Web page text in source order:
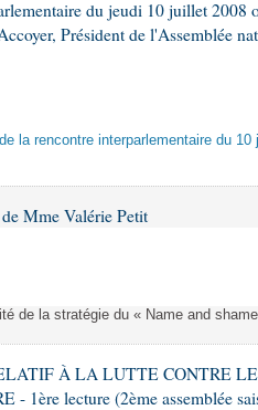
du jeudi 10 juillet 2008
Président de l'Assemblée
la rencontre interparlementaire du
Mme Valérie Petit
de la stratégie du « Name and
À LA LUTTE CONTRE
1ère lecture (2ème assemblée